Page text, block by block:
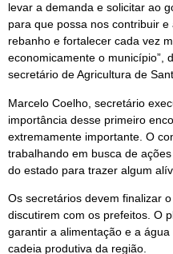
levar a demanda e solicitar ao
para que possa nos contribuir
rebanho e fortalecer cada vez
economicamente o município”,
secretário de Agricultura de
Marcelo Coelho, secretário
importância desse primeiro
extremamente importante. O
trabalhando em busca de
do estado para trazer algum
Os secretários devem finalizar
discutirem com os prefeitos. O
garantir a alimentação e a
cadeia produtiva da região.